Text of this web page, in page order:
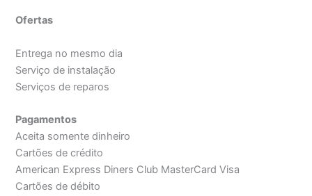
Ofertas
Entrega no mesmo dia
Serviço de instalação
Serviços de reparos
Pagamentos
Aceita somente dinheiro
Cartões de crédito
American Express Diners Club MasterCard Visa
Cartões de débito